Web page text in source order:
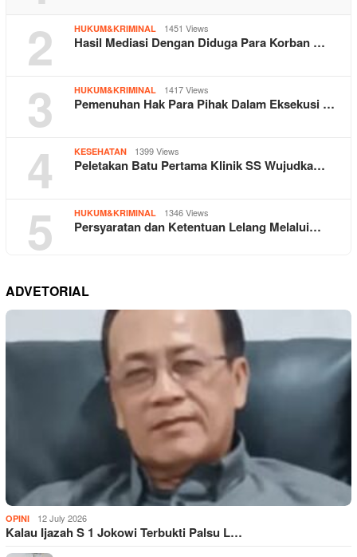
2 HUKUM&KRIMINAL 1451 Views
Hasil Mediasi Dengan Diduga Para Korban …
3 HUKUM&KRIMINAL 1417 Views
Pemenuhan Hak Para Pihak Dalam Eksekusi …
4 KESEHATAN 1399 Views
Peletakan Batu Pertama Klinik SS Wujudka…
5 HUKUM&KRIMINAL 1346 Views
Persyaratan dan Ketentuan Lelang Melalui…
ADVETORIAL
OPINI 12 July 2026
Kalau Ijazah S 1 Jokowi Terbukti Palsu L…